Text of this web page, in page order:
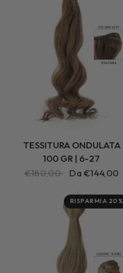
TESSITURA ONDULATA
100 GR | 6-27
€180,00 Da €144,00
RISPARMIA 20%